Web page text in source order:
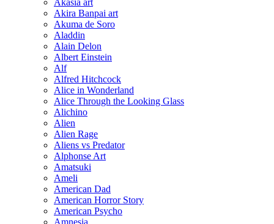
Akira Banpai art
Akuma de Soro
Aladdin
Alain Delon
Albert Einstein
Alf
Alfred Hitchcock
Alice in Wonderland
Alice Through the Looking Glass
Alichino
Alien
Alien Rage
Aliens vs Predator
Alphonse Art
Amatsuki
Ameli
American Dad
American Horror Story
American Psycho
Amnesia